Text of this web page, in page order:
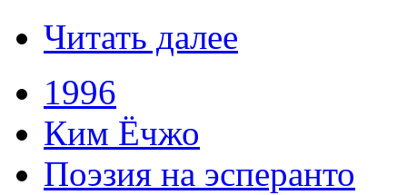
Читать далее
1996
Ким Ёчжо
Поэзия на эсперанто